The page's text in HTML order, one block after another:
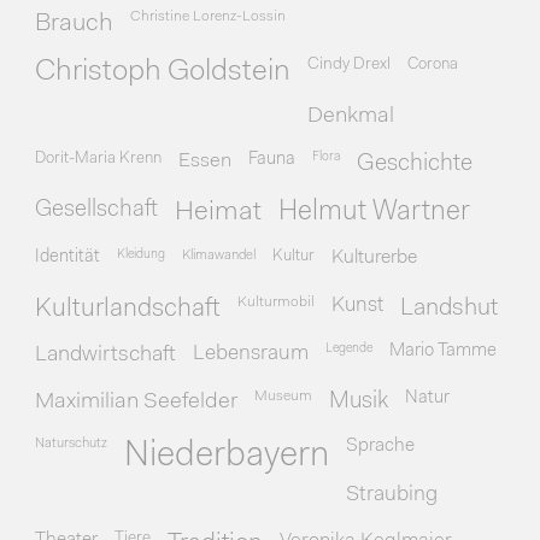
Brauch Christine Lorenz-Lossin
Christoph Goldstein Cindy Drexl Corona
Denkmal
Dorit-Maria Krenn Essen Fauna Flora Geschichte
Gesellschaft Heimat Helmut Wartner
Identität Kleidung Klimawandel Kultur Kulturerbe
Kulturlandschaft Kulturmobil Kunst Landshut
Landwirtschaft Lebensraum Legende Mario Tamme
Maximilian Seefelder Museum Musik Natur
Naturschutz Niederbayern Sprache
Straubing